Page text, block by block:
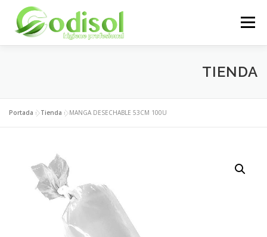
contenido
Menú
ÁREA CLIENTES CONTACTO
TIENDA
Portada »Tienda »MANGA DESECHABLE 53CM 100U